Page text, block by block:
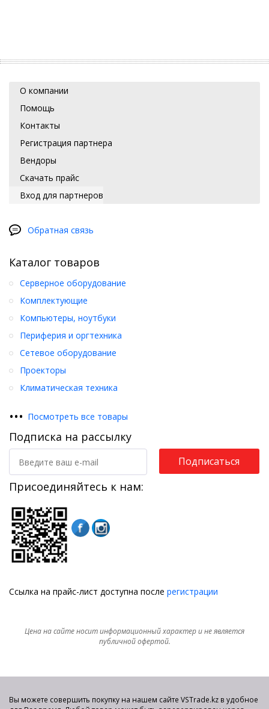
О компании
Помощь
Контакты
Регистрация партнера
Вендоры
Скачать прайс
Вход для партнеров
Обратная связь
Каталог товаров
Серверное оборудование
Комплектующие
Компьютеры, ноутбуки
Периферия и оргтехника
Сетевое оборудование
Проекторы
Климатическая техника
••• Посмотреть все товары
Подписка на рассылку
Подписаться
Присоединяйтесь к нам:
Ссылка на прайс-лист доступна после регистрации
Цена на сайте носит информационный характер и не является
публичной офертой.
Вы можете совершить покупку на нашем сайте VSTrade.kz в удобное